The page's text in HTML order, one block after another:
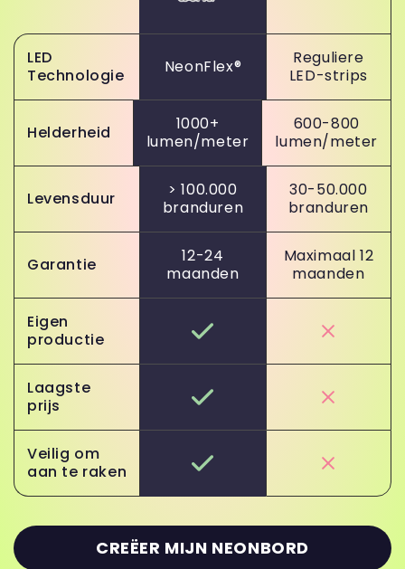
LED
Technologie
NeonFlex®
Reguliere
LED-strips
Helderheid
1000+
lumen/meter
600-800
lumen/meter
Levensduur
> 100.000
branduren
30-50.000
branduren
Garantie
12-24
maanden
Maximaal 12
maanden
Eigen
productie
Laagste
prijs
Veilig om
aan te raken
CREËER MIJN NEONBORD